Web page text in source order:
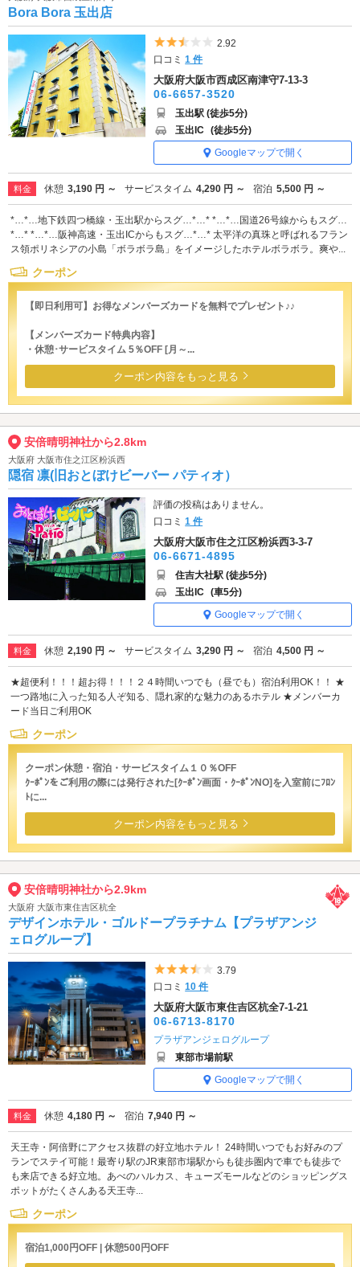
Bora Bora 玉出店
5つ星のうち2.5
2.92
口コミ1 件
大阪府大阪市西成区南津守7-13-3
06-6657-3520
玉出駅 (徒歩5分)
玉出IC (徒歩5分)
Googleマップで開く
料金 休憩 3,190 円 ～ サービスタイム 4,290 円 ～ 宿泊 5,500 円 ～
*…*…地下鉄四つ橋線・玉出駅からスグ…*…* *…*…国道26号線からもスグ…
*…* *…*…阪神高速・玉出ICからもスグ…*…* 太平洋の真珠と呼ばれるフラン
ス領ポリネシアの小島「ボラボラ島」をイメージしたホテルボラボラ。爽や...
クーポン
【即日利用可】お得なメンバーズカードを無料でプレゼント♪♪
【メンバーズカード特典内容】
・休憩･サービスタイム 5％OFF [月～...
クーポン内容をもっと見る
安倍晴明神社から2.8km
大阪府 大阪市住之江区粉浜西
隠宿 凛(旧おとぼけビーバー パティオ）
評価の投稿はありません。
口コミ1 件
大阪府大阪市住之江区粉浜西3-3-7
06-6671-4895
住吉大社駅 (徒歩5分)
玉出IC (車5分)
Googleマップで開く
料金 休憩 2,190 円 ～ サービスタイム 3,290 円 ～ 宿泊 4,500 円 ～
★超便利！！！超お得！！！２４時間いつでも（昼でも）宿泊利用OK！！ ★
一つ路地に入った知る人ぞ知る、隠れ家的な魅力のあるホテル ★メンバーカ
ード当日ご利用OK
クーポン
クーポン休憩・宿泊・サービスタイム１０％OFF
ｸｰﾎﾟﾝをご利用の際には発行された[ｸｰﾎﾟﾝ画面・ｸｰﾎﾟﾝNO]を入室前にﾌﾛﾝ
ﾄに...
クーポン内容をもっと見る
安倍晴明神社から2.9km
大阪府 大阪市東住吉区杭全
デザインホテル・ゴルドープラチナム【プラザアンジ
ェログループ】
5つ星のうち3.5
3.79
口コミ10 件
大阪府大阪市東住吉区杭全7-1-21
06-6713-8170
プラザアンジェログループ
東部市場前駅
Googleマップで開く
料金 休憩 4,180 円 ～ 宿泊 7,940 円 ～
天王寺・阿倍野にアクセス抜群の好立地ホテル！ 24時間いつでもお好みのプ
ランでステイ可能！最寄り駅のJR東部市場駅からも徒歩圏内で車でも徒歩で
も来店できる好立地。あべのハルカス、キューズモールなどのショッピングス
ポットがたくさんある天王寺...
クーポン
宿泊1,000円OFF | 休憩500円OFF